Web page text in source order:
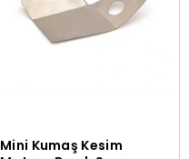
Sepete Ekle
Mini Kumaş Kesim